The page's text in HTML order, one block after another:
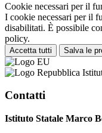
Cookie necessari per il
I cookie necessari per il
disabilitati. È possibile
policy.
Accetta tutti Salva le
Contatti
Istituto Statale Marco